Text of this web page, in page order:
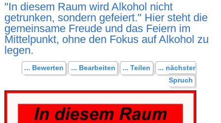
"In diesem Raum wird Alkohol nicht
getrunken, sondern gefeiert." Hier steht die
gemeinsame Freude und das Feiern im
Mittelpunkt, ohne den Fokus auf Alkohol zu
legen.
... Bewerten ... Bearbeiten ... Teilen
... nächster
Spruch